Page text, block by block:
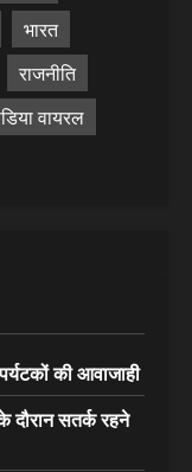
भारत
राजनीति
वायरल
की आवाजाही
दौरान सतर्क रहने